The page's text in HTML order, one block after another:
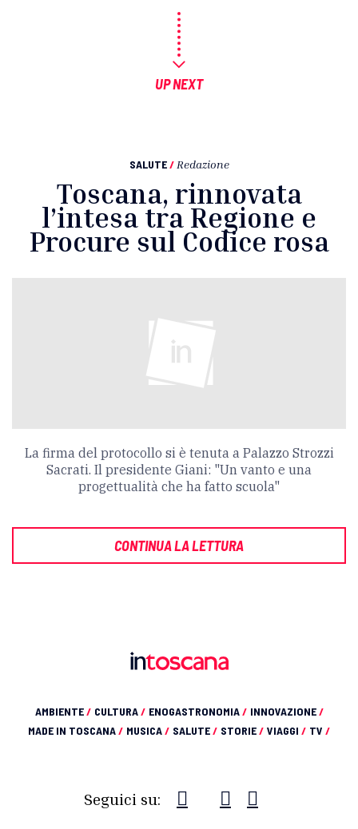
UP NEXT
SALUTE / Redazione
Toscana, rinnovata
l’intesa tra Regione e
Procure sul Codice rosa
La firma del protocollo si è tenuta a Palazzo Strozzi
Sacrati. Il presidente Giani: "Un vanto e una
progettualità che ha fatto scuola"
CONTINUA LA LETTURA
AMBIENTE/ CULTURA/ ENOGASTRONOMIA/ INNOVAZIONE/
MADE IN TOSCANA/ MUSICA/ SALUTE/ STORIE/ VIAGGI / TV /
Seguici su: